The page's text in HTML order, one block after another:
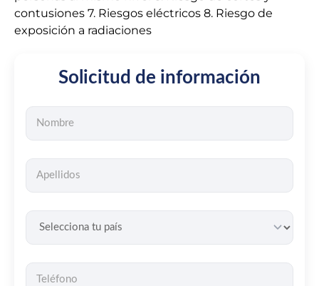
contusiones 7. Riesgos eléctricos 8. Riesgo de
exposición a radiaciones
Solicitud de información